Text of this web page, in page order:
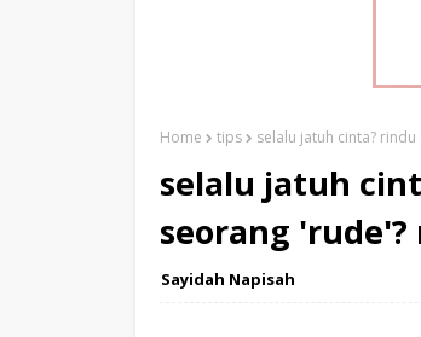
Home tips selalu jatuh cinta?
selalu jatuh
seorang 'rude'?
Sayidah Napisah